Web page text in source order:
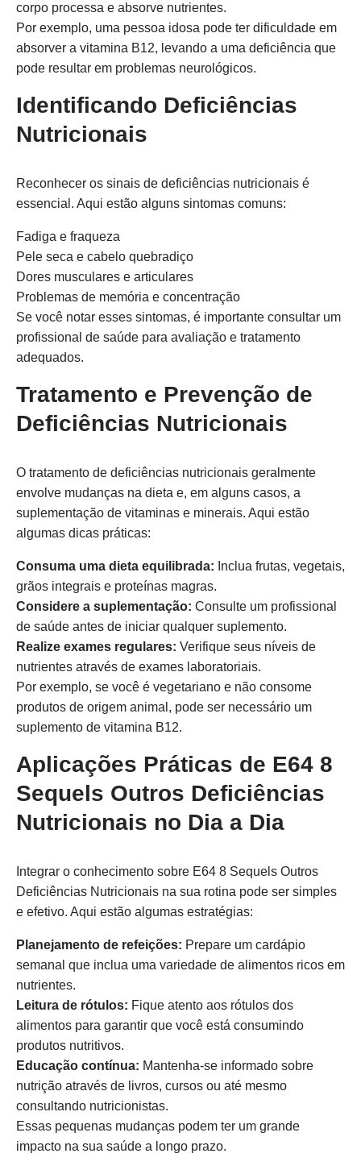
corpo processa e absorve nutrientes.
Por exemplo, uma pessoa idosa pode ter dificuldade em
absorver a vitamina B12, levando a uma deficiência que
pode resultar em problemas neurológicos.
Identificando Deficiências
Nutricionais
Reconhecer os sinais de deficiências nutricionais é
essencial. Aqui estão alguns sintomas comuns:
Fadiga e fraqueza
Pele seca e cabelo quebradiço
Dores musculares e articulares
Problemas de memória e concentração
Se você notar esses sintomas, é importante consultar um
profissional de saúde para avaliação e tratamento
adequados.
Tratamento e Prevenção de
Deficiências Nutricionais
O tratamento de deficiências nutricionais geralmente
envolve mudanças na dieta e, em alguns casos, a
suplementação de vitaminas e minerais. Aqui estão
algumas dicas práticas:
Consuma uma dieta equilibrada: Inclua frutas, vegetais,
grãos integrais e proteínas magras.
Considere a suplementação: Consulte um profissional
de saúde antes de iniciar qualquer suplemento.
Realize exames regulares: Verifique seus níveis de
nutrientes através de exames laboratoriais.
Por exemplo, se você é vegetariano e não consome
produtos de origem animal, pode ser necessário um
suplemento de vitamina B12.
Aplicações Práticas de E64 8
Sequels Outros Deficiências
Nutricionais no Dia a Dia
Integrar o conhecimento sobre E64 8 Sequels Outros
Deficiências Nutricionais na sua rotina pode ser simples
e efetivo. Aqui estão algumas estratégias:
Planejamento de refeições: Prepare um cardápio
semanal que inclua uma variedade de alimentos ricos em
nutrientes.
Leitura de rótulos: Fique atento aos rótulos dos
alimentos para garantir que você está consumindo
produtos nutritivos.
Educação contínua: Mantenha-se informado sobre
nutrição através de livros, cursos ou até mesmo
consultando nutricionistas.
Essas pequenas mudanças podem ter um grande
impacto na sua saúde a longo prazo.